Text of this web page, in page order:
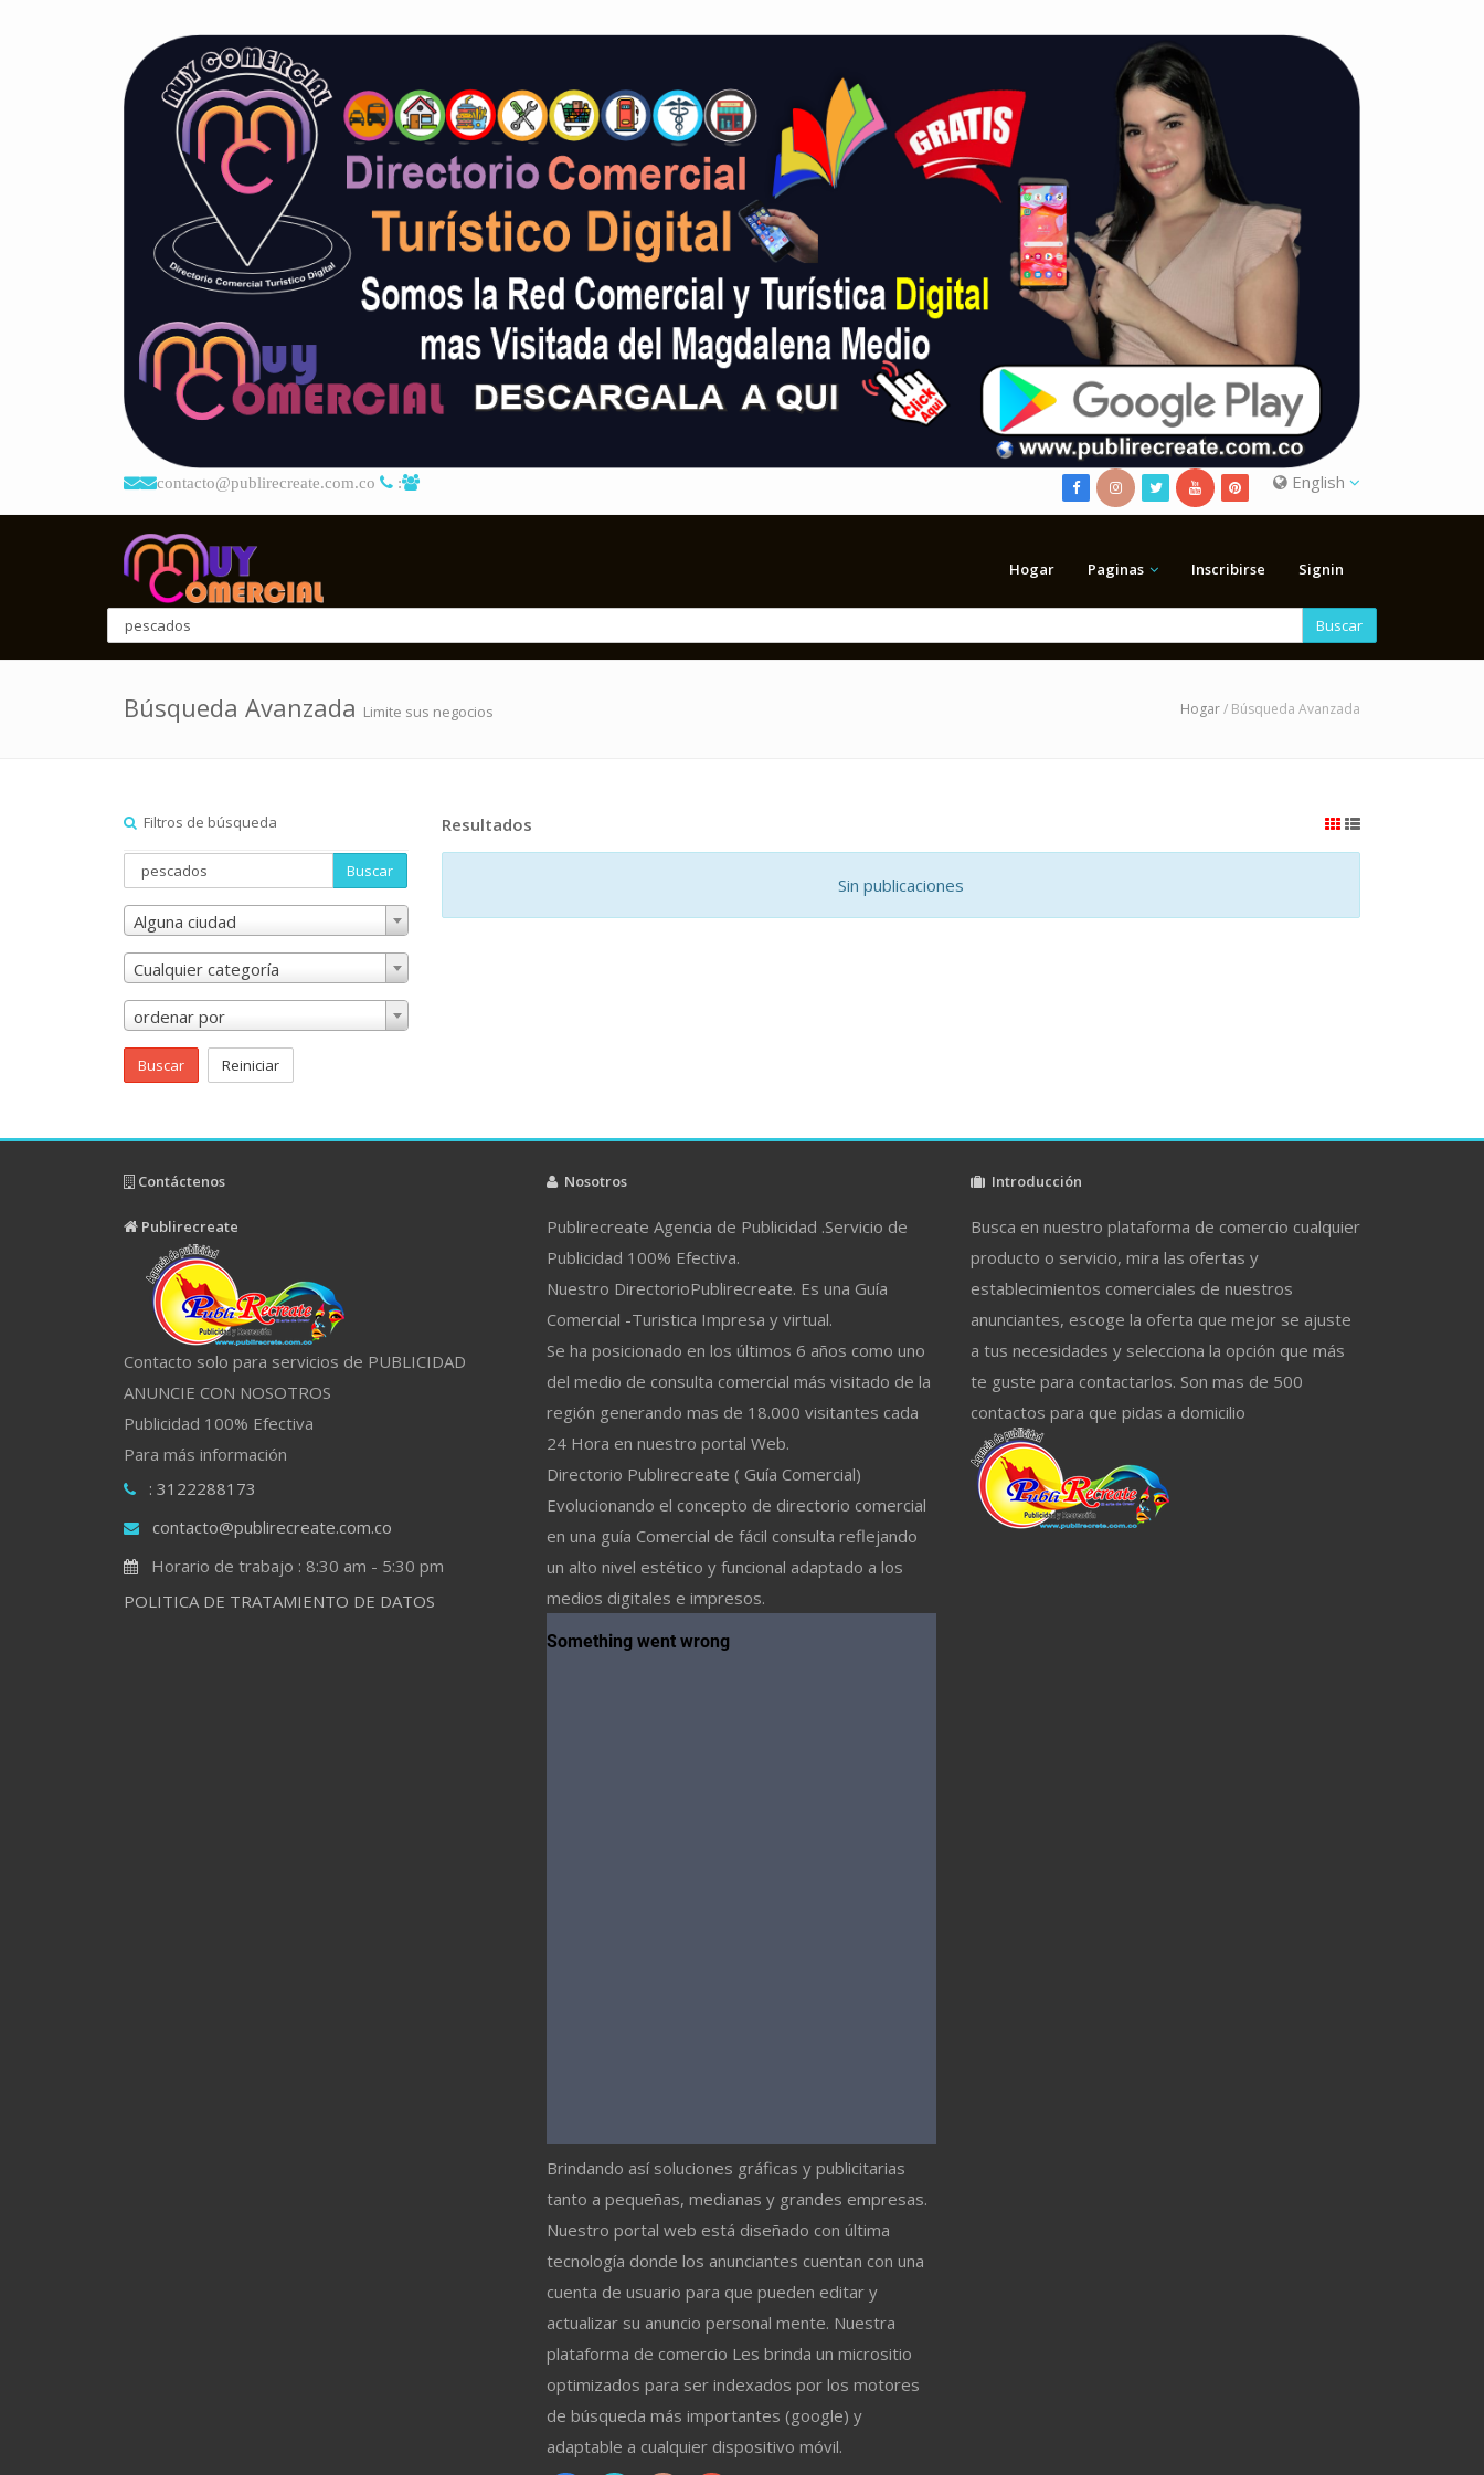
contacto@publirecreate.com.co : English
Hogar Paginas Inscribirse Signin
Buscar
Búsqueda Avanzada Limite sus negocios Hogar/ Búsqueda Avanzada
Filtros de búsqueda
Buscar
Alguna ciudad
Cualquier categoría
ordenar por
Buscar Reiniciar
Resultados
Sin publicaciones
Contáctenos
Publirecreate
Contacto solo para servicios de PUBLICIDAD
ANUNCIE CON NOSOTROS
Publicidad 100% Efectiva
Para más información
: 3122288173
contacto@publirecreate.com.co
Horario de trabajo : 8:30 am - 5:30 pm
POLITICA DE TRATAMIENTO DE DATOS
Nosotros
Publirecreate Agencia de Publicidad .Servicio de
Publicidad 100% Efectiva.
Nuestro DirectorioPublirecreate. Es una Guía
Comercial -Turistica Impresa y virtual.
Se ha posicionado en los últimos 6 años como uno
del medio de consulta comercial más visitado de la
región generando mas de 18.000 visitantes cada
24 Hora en nuestro portal Web.
Directorio Publirecreate ( Guía Comercial)
Evolucionando el concepto de directorio comercial
en una guía Comercial de fácil consulta reflejando
un alto nivel estético y funcional adaptado a los
medios digitales e impresos.
Brindando así soluciones gráficas y publicitarias
tanto a pequeñas, medianas y grandes empresas.
Nuestro portal web está diseñado con última
tecnología donde los anunciantes cuentan con una
cuenta de usuario para que pueden editar y
actualizar su anuncio personal mente. Nuestra
plataforma de comercio Les brinda un micrositio
optimizados para ser indexados por los motores
de búsqueda más importantes (google) y
adaptable a cualquier dispositivo móvil.
Introducción
Busca en nuestro plataforma de comercio cualquier
producto o servicio, mira las ofertas y
establecimientos comerciales de nuestros
anunciantes, escoge la oferta que mejor se ajuste
a tus necesidades y selecciona la opción que más
te guste para contactarlos. Son mas de 500
contactos para que pidas a domicilio